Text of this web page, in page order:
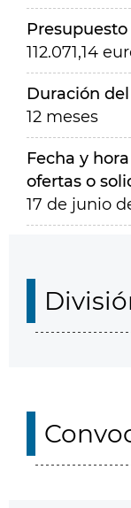
112.071,14
Duración
12 meses
Fecha y
ofertas o
17 de junio